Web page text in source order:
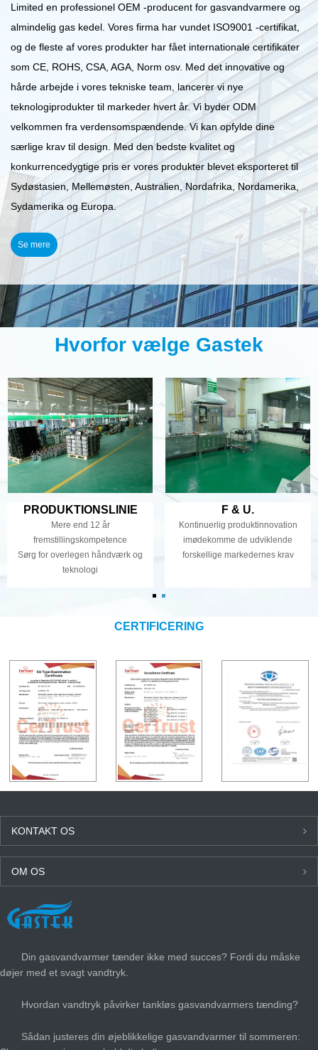
Limited en professionel OEM -producent for gasvandvarmere og
almindelig gas kedel. Vores firma har vundet ISO9001 -certifikat,
og de fleste af vores produkter har fået internationale certifikater
som CE, ROHS, CSA, AGA, Norm osv. Med det innovative og
hårde arbejde i vores tekniske team, lancerer vi nye
teknologiprodukter til markeder hvert år. Vi byder ODM
velkommen fra verdensomspændende. Vi kan opfylde dine
særlige krav til design. Med den bedste kvalitet og
konkurrencedygtige pris er vores produkter blevet eksporteret til
Sydøstasien, Mellemøsten, Australien, Nordafrika, Nordamerika,
Sydamerika og Europa.
Se mere
Hvorfor vælge Gastek
PRODUKTIONSLINIE
Mere end 12 år
fremstillingskompetence
Sørg for overlegen håndværk og
teknologi
F & U.
Kontinuerlig produktinnovation
imødekomme de udviklende
forskellige markedernes krav
CERTIFICERING
KONTAKT OS
OM OS
SENESTE NYT
Din gasvandvarmer tænder ikke med succes? Fordi du måske
døjer med et svagt vandtryk.
Hvordan vandtryk påvirker tankløs gasvandvarmers tænding?
Sådan justeres din øjeblikkelige gasvandvarmer til sommeren: